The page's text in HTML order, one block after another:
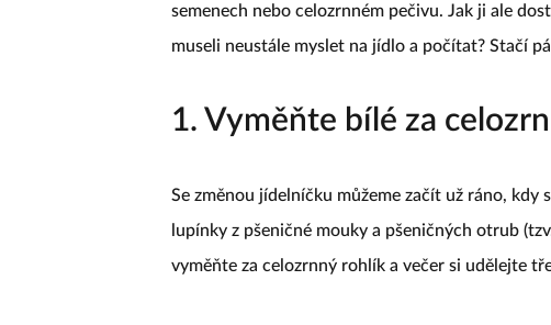
semenech nebo celozrnném pečivu. Jak ji ale
museli neustále myslet na jídlo a počítat? Stačí
1. Vyměňte bílé za
Se změnou jídelníčku můžeme začít už ráno,
lupínky z pšeničné mouky a pšeničných otrub
vyměňte za celozrnný rohlík a večer si udělejte